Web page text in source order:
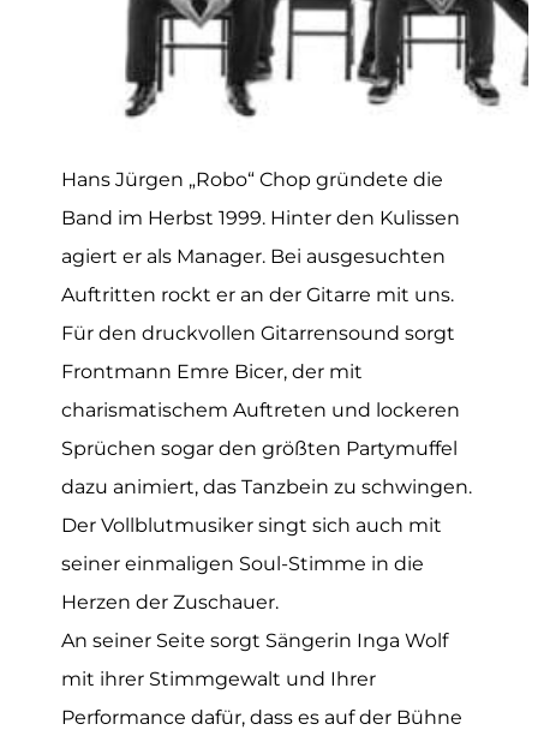
Hans Jürgen „Robo“ Chop gründete die
Band im Herbst 1999. Hinter den Kulissen
agiert er als Manager. Bei ausgesuchten
Auftritten rockt er an der Gitarre mit uns.
Für den druckvollen Gitarrensound sorgt
Frontmann Emre Bicer, der mit
charismatischem Auftreten und lockeren
Sprüchen sogar den größten Partymuffel
dazu animiert, das Tanzbein zu schwingen.
Der Vollblutmusiker singt sich auch mit
seiner einmaligen Soul-Stimme in die
Herzen der Zuschauer.
An seiner Seite sorgt Sängerin Inga Wolf
mit ihrer Stimmgewalt und Ihrer
Performance dafür, dass es auf der Bühne